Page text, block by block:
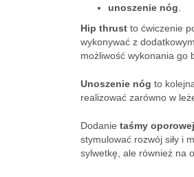
unoszenie nóg
Hip thrust to ćwiczenie
wykonywać z
możliwość wykonania go
Unoszenie nóg to
realizować zarówno w
Dodanie taśmy oporowej
stymulować rozwój siły i
sylwetkę, ale również na